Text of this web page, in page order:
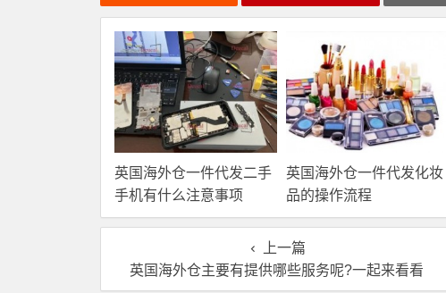
英国海外仓一件代发二手
手机有什么注意事项
英国海外仓一件代发化妆
品的操作流程
上一篇
英国海外仓主要有提供哪些服务呢?一起来看看